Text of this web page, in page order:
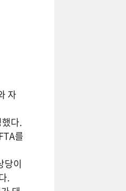
자
다.
를
당이
.